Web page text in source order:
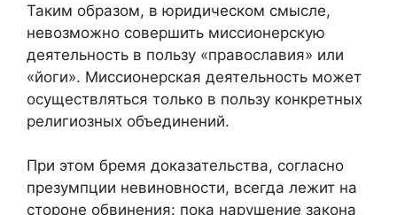
Таким образом, в юридическом смысле,
невозможно совершить миссионерскую
деятельность в пользу «православия» или
«йоги». Миссионерская деятельность может
осуществляться только в пользу конкретных
религиозных объединений.
При этом бремя доказательства, согласно
презумпции невиновности, всегда лежит на
стороне обвинения: пока нарушение закона